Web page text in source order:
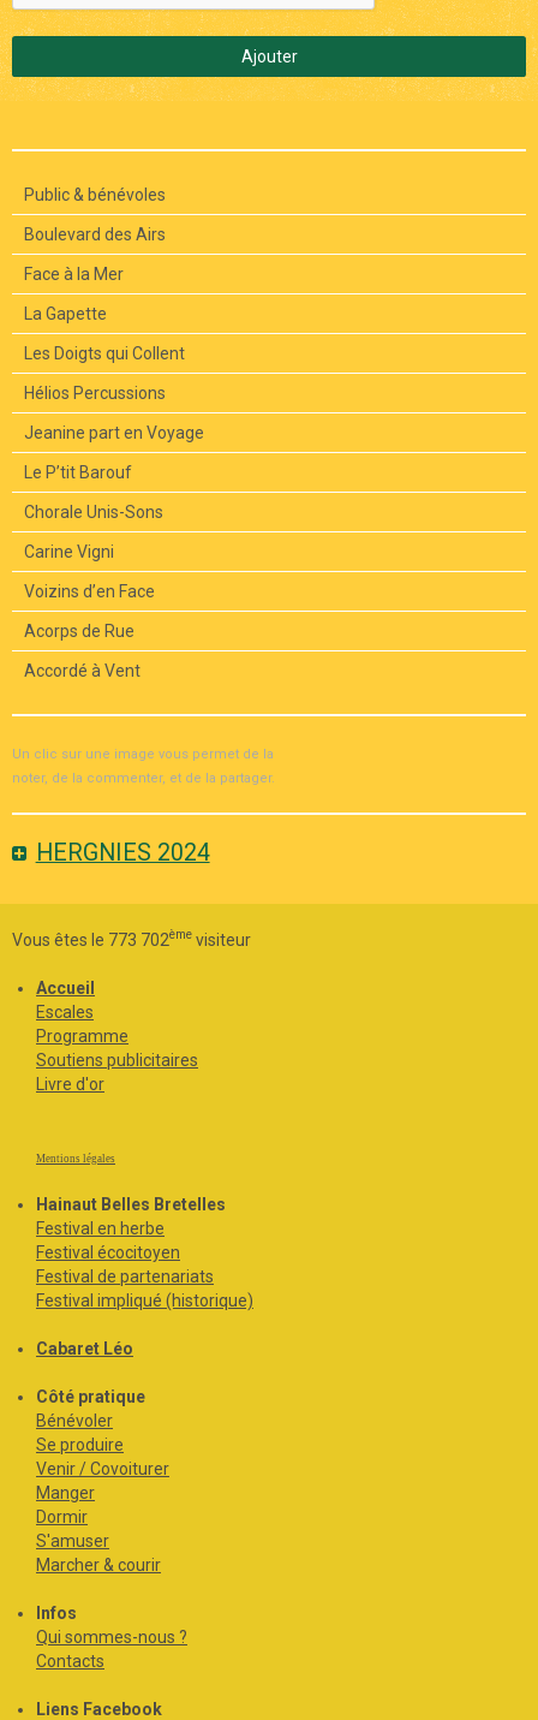
Ajouter
Public & bénévoles
Boulevard des Airs
Face à la Mer
La Gapette
Les Doigts qui Collent
Hélios Percussions
Jeanine part en Voyage
Le P’tit Barouf
Chorale Unis-Sons
Carine Vigni
Voizins d’en Face
Acorps de Rue
Accordé à Vent
Un clic sur une image vous permet de la
noter, de la commenter, et de la partager.
HERGNIES 2024
Vous êtes le 773 702ème visiteur
Accueil
Escales
Programme
Soutiens publicitaires
Livre d'or
Mentions légales
Hainaut Belles Bretelles
Festival en herbe
Festival écocitoyen
Festival de partenariats
Festival impliqué (historique)
Cabaret Léo
Côté pratique
Bénévoler
Se produire
Venir / Covoiturer
Manger
Dormir
S'amuser
Marcher & courir
Infos
Qui sommes-nous ?
Contacts
Liens Facebook